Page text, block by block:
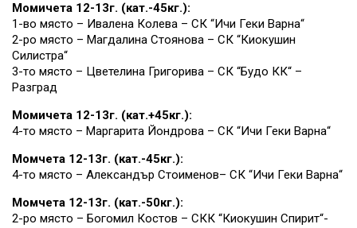
Момичета 12-13г. (кат.-45кг.):
1-во място – Ивалена Колева – СК “Ичи Геки Варна“
2-ро място – Магдалина Стоянова – СК “Киокушин
Силистра“
3-то място – Цветелина Григорива – СК “Будо КК“ –
Разград
Момичета 12-13г. (кат.+45кг.):
4-то място – Маргарита Йондрова – СК “Ичи Геки Варна“
Момчета 12-13г. (кат.-45кг.):
4-то място – Александър Стоименов– СК “Ичи Геки Варна“
Момчета 12-13г. (кат.-50кг.):
2-ро място – Богомил Костов – СКК “Киокушин Спирит“-